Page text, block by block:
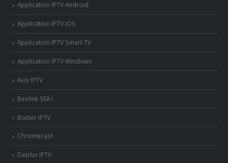
Application IPTV Android
Application IPTV iOS
Application IPTV Smart TV
Application IPTV Windows
Avis IPTV
Beelink SEA I
Boitier IPTV
Chromecast
Deplux IPTV